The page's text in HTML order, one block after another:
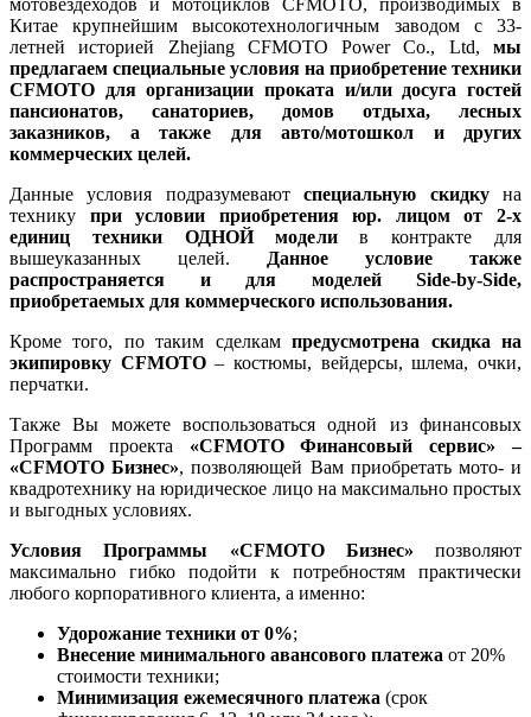
Китае крупнейшим высокотехнологичным заводом с 33-
летней историей Zhejiang CFMOTO Power Co., Ltd, мы
предлагаем специальные условия на приобретение техники
CFMOTO для организации проката и/или досуга гостей
пансионатов, санаториев, домов отдыха, лесных
заказников, а также для авто/мотошкол и других
коммерческих целей.
Данные условия подразумеваютспециальную скидкуна
технику при условии приобретения юр. лицом от 2-х
единиц техники ОДНОЙ моделив контракте для
вышеуказанных целей.
Данное условие также
распространяется и для моделей Side-by-Side,
приобретаемых для коммерческого использования.
Кроме того, по таким сделкампредусмотрена скидка на
экипировку CFMOTO– костюмы, вейдерсы, шлема, очки,
перчатки.
Также Вы можете воспользоваться одной из финансовых
Программ проекта «CFMOTO Финансовый сервис» –
«CFMOTO Бизнес», позволяющей Вам приобретать мото- и
квадротехнику на юридическое лицо на максимально простых
и выгодных условиях.
Условия Программы «CFMOTO Бизнес» позволяют
максимально гибко подойти к потребностям практически
любого корпоративного клиента, а именно:
Удорожание техники от 0%;
Внесение минимального авансового платежа от 20%
стоимости техники;
Минимизация ежемесячного платежа (срок